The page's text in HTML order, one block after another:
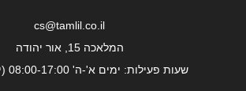
cs@tamlil.co.il
המלאכה 15, אור יהודה
שעות פעילות: ימים א'-ה' 08:00-17:00 (יום ו' סגור)